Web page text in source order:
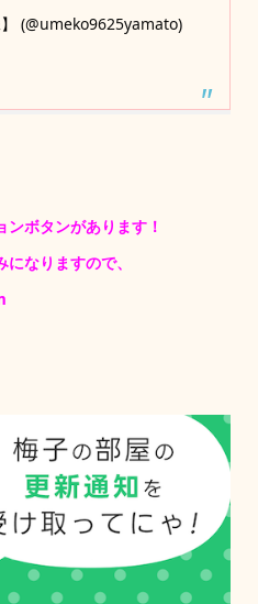
(@umeko9625yamato)
ボタンがあります！
なりますので、